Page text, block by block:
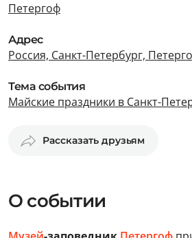
Петергоф
Адрес
Россия, Санкт-Петербург,
Тема события
Майские праздники в Санкт-
Рассказать друзьям
О событии